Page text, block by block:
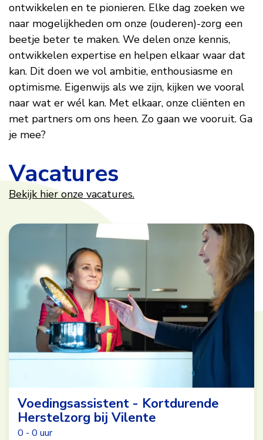
ontwikkelen en te pionieren. Elke dag zoeken we
naar mogelijkheden om onze (ouderen)-zorg een
beetje beter te maken. We delen onze kennis,
ontwikkelen expertise en helpen elkaar waar dat
kan. Dit doen we vol ambitie, enthousiasme en
optimisme. Eigenwijs als we zijn, kijken we vooral
naar wat er wél kan. Met elkaar, onze cliënten en
met partners om ons heen. Zo gaan we vooruit. Ga
je mee?
Vacatures
Bekijk hier onze vacatures.
Voedingsassistent - Kortdurende
Herstelzorg bij Vilente
0 - 0 uur